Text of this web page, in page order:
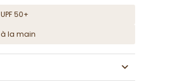
UPF 50+
à la main